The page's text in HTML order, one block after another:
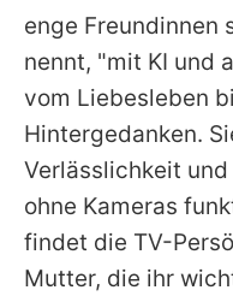
enge Freundinnen
nennt, "mit KI und
vom Liebesleben
Hintergedanken.
Verlässlichkeit
ohne Kameras
findet die TV-
Mutter, die ihr